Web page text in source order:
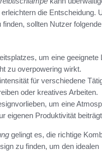
die Entscheidung.
sollten Nutzer
um eine geeignete
zu overpowering wirkt.
für verschiedene
oder kreatives Arbeiten.
um eine
eigenen Produktivität
gelingt es, die richtige
zu finden, um den idealen